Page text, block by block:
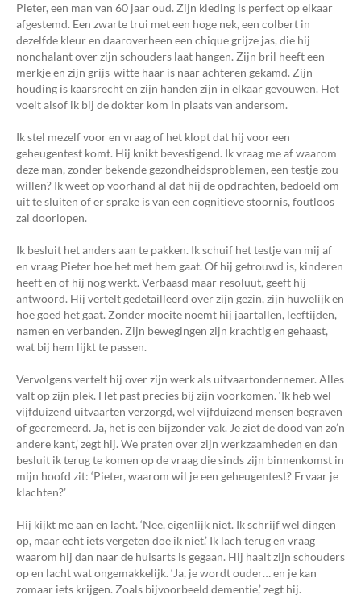
Pieter, een man van 60 jaar oud. Zijn kleding is perfect op elkaar
afgestemd. Een zwarte trui met een hoge nek, een colbert in
dezelfde kleur en daaroverheen een chique grijze jas, die hij
nonchalant over zijn schouders laat hangen. Zijn bril heeft een
merkje en zijn grijs-witte haar is naar achteren gekamd. Zijn
houding is kaarsrecht en zijn handen zijn in elkaar gevouwen. Het
voelt alsof ik bij de dokter kom in plaats van andersom.
Ik stel mezelf voor en vraag of het klopt dat hij voor een
geheugentest komt. Hij knikt bevestigend. Ik vraag me af waarom
deze man, zonder bekende gezondheidsproblemen, een testje zou
willen? Ik weet op voorhand al dat hij de opdrachten, bedoeld om
uit te sluiten of er sprake is van een cognitieve stoornis, foutloos
zal doorlopen.
Ik besluit het anders aan te pakken. Ik schuif het testje van mij af
en vraag Pieter hoe het met hem gaat. Of hij getrouwd is, kinderen
heeft en of hij nog werkt. Verbaasd maar resoluut, geeft hij
antwoord. Hij vertelt gedetailleerd over zijn gezin, zijn huwelijk en
hoe goed het gaat. Zonder moeite noemt hij jaartallen, leeftijden,
namen en verbanden. Zijn bewegingen zijn krachtig en gehaast,
wat bij hem lijkt te passen.
Vervolgens vertelt hij over zijn werk als uitvaartondernemer. Alles
valt op zijn plek. Het past precies bij zijn voorkomen. ‘Ik heb wel
vijfduizend uitvaarten verzorgd, wel vijfduizend mensen begraven
of gecremeerd. Ja, het is een bijzonder vak. Je ziet de dood van zo’n
andere kant,’ zegt hij. We praten over zijn werkzaamheden en dan
besluit ik terug te komen op de vraag die sinds zijn binnenkomst in
mijn hoofd zit: ‘Pieter, waarom wil je een geheugentest? Ervaar je
klachten?’
Hij kijkt me aan en lacht. ‘Nee, eigenlijk niet. Ik schrijf wel dingen
op, maar echt iets vergeten doe ik niet.’ Ik lach terug en vraag
waarom hij dan naar de huisarts is gegaan. Hij haalt zijn schouders
op en lacht wat ongemakkelijk. ‘Ja, je wordt ouder… en je kan
zomaar iets krijgen. Zoals bijvoorbeeld dementie,’ zegt hij.